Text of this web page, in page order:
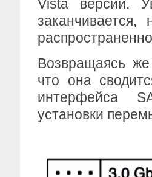
Vista версий.
Возвращаясь
что она
интерфейса
установки